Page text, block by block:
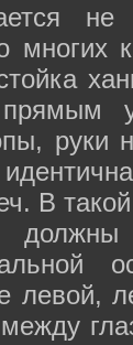
не
многих
прямым
руки
В
левой,